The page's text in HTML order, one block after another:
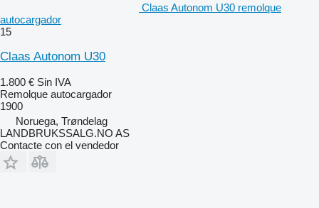
Claas Autonom U30 remolque
autocargador
15
Claas Autonom U30
1.800 € Sin IVA
Remolque autocargador
1900
Noruega, Trøndelag
LANDBRUKSSALG.NO AS
Contacte con el vendedor